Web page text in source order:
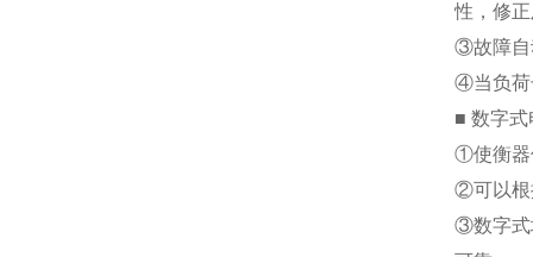
性，修
③故障自
④当负荷
■ 数字式
①使衡器
②可以根
③数字式